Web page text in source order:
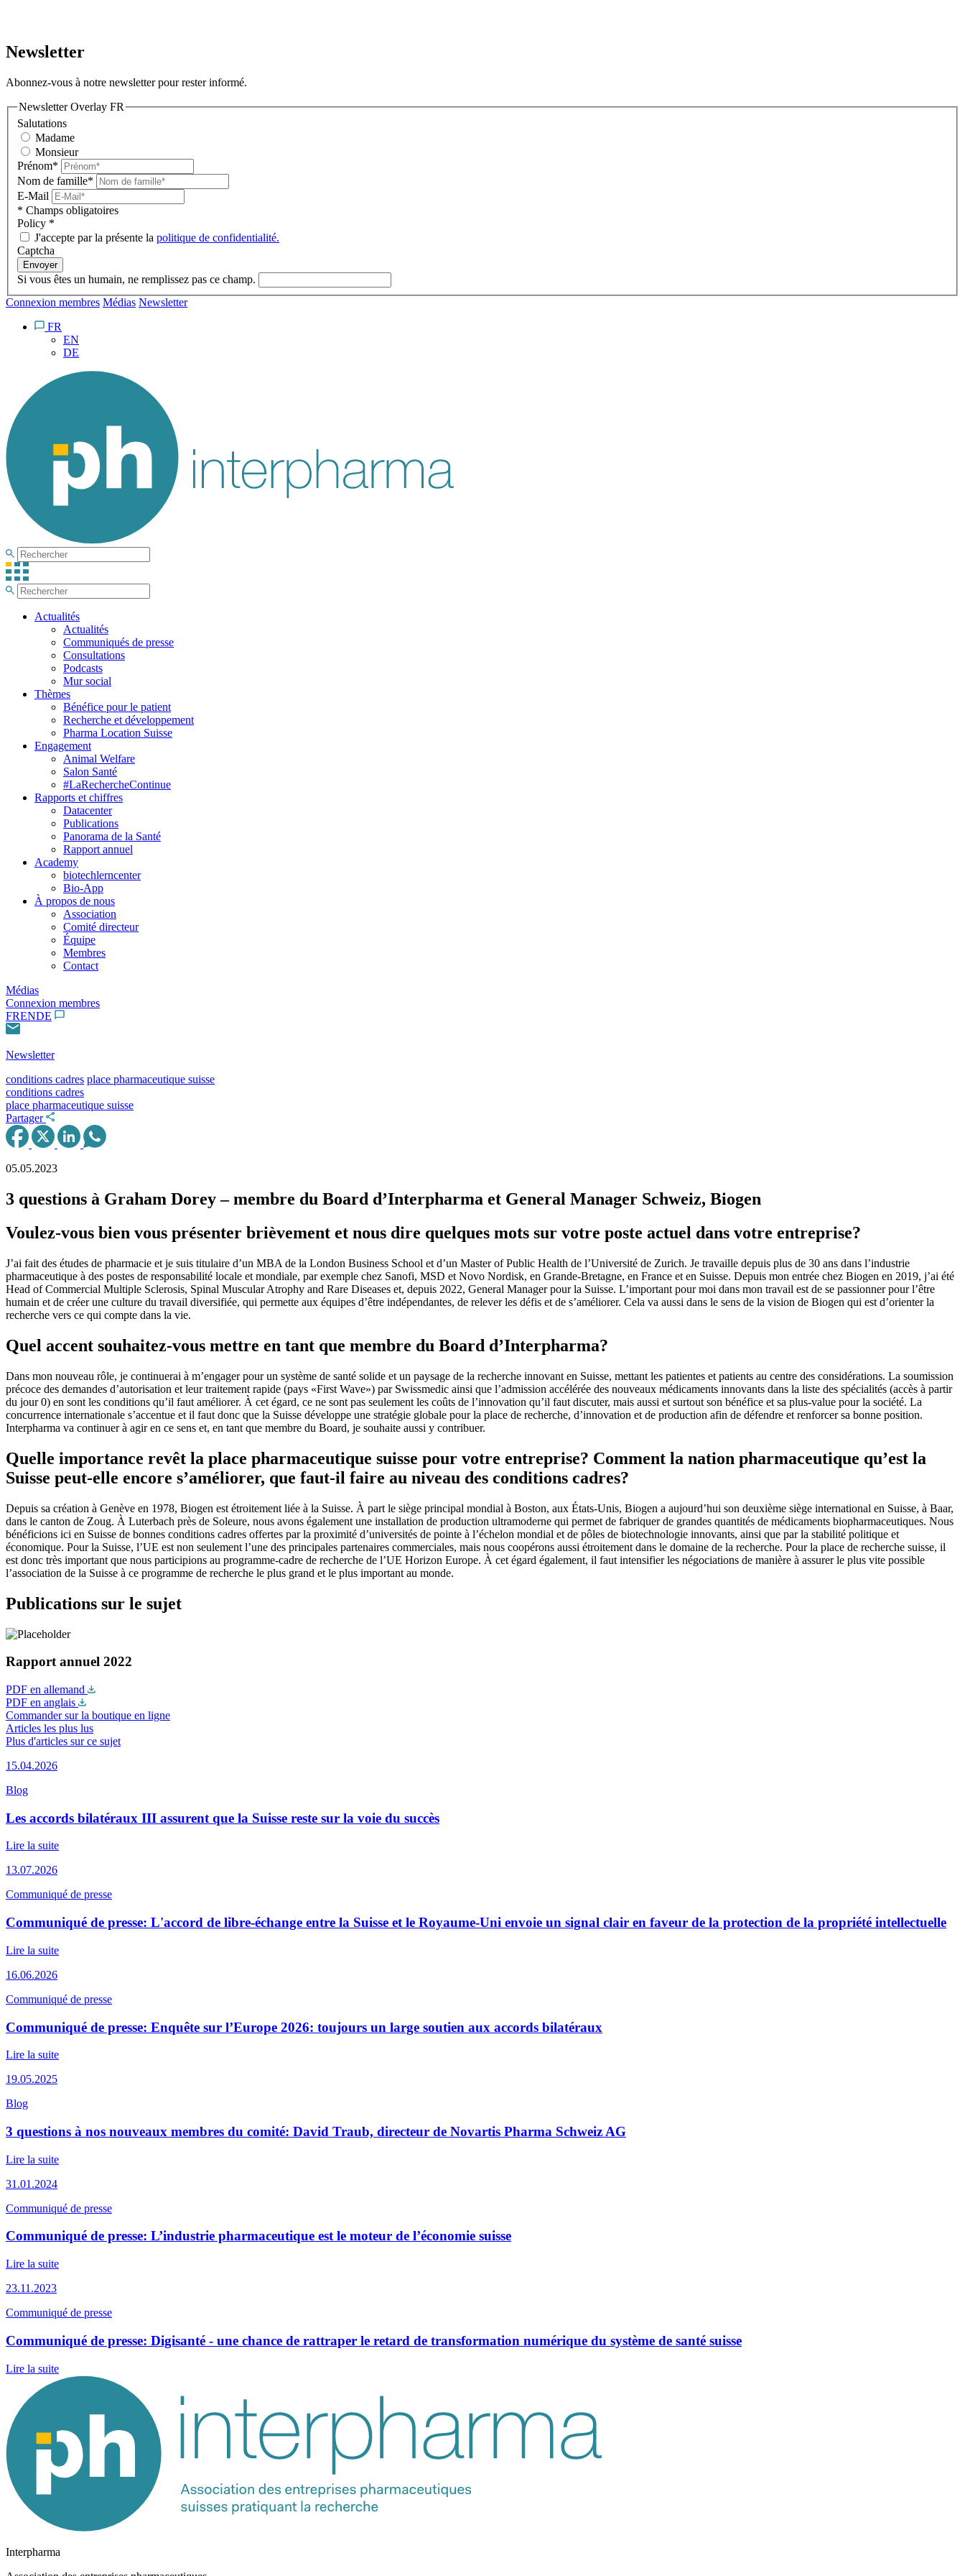
Newsletter
Abonnez-vous à notre newsletter pour rester informé.
Newsletter Overlay FR
Salutations
Madame
Monsieur
Prénom*
Nom de famille*
E-Mail
* Champs obligatoires
Policy *
J'accepte par la présente la politique de confidentialité.
Captcha
Envoyer
Si vous êtes un humain, ne remplissez pas ce champ.
Connexion membres Médias Newsletter
FR
EN
DE
Actualités
Actualités
Communiqués de presse
Consultations
Podcasts
Mur social
Thèmes
Bénéfice pour le patient
Recherche et développement
Pharma Location Suisse
Engagement
Animal Welfare
Salon Santé
#LaRechercheContinue
Rapports et chiffres
Datacenter
Publications
Panorama de la Santé
Rapport annuel
Academy
biotechlerncenter
Bio-App
À propos de nous
Association
Comité directeur
Équipe
Membres
Contact
Médias
Connexion membres
FRENDE
Newsletter
conditions cadres place pharmaceutique suisse
conditions cadres
place pharmaceutique suisse
Partager
05.05.2023
3 questions à Graham Dorey – membre du Board d’Interpharma et General Manager Schweiz, Biogen
Voulez-vous bien vous présenter brièvement et nous dire quelques mots sur votre poste actuel dans votre entreprise?
J’ai fait des études de pharmacie et je suis titulaire d’un MBA de la London Business School et d’un Master of Public Health de l’Université de Zurich. Je travaille depuis plus de 30 ans dans l’industrie
pharmaceutique à des postes de responsabilité locale et mondiale, par exemple chez Sanofi, MSD et Novo Nordisk, en Grande-Bretagne, en France et en Suisse. Depuis mon entrée chez Biogen en 2019, j’ai été
Head of Commercial Multiple Sclerosis, Spinal Muscular Atrophy and Rare Diseases et, depuis 2022, General Manager pour la Suisse. L’important pour moi dans mon travail est de se passionner pour l’être
humain et de créer une culture du travail diversifiée, qui permette aux équipes d’être indépendantes, de relever les défis et de s’améliorer. Cela va aussi dans le sens de la vision de Biogen qui est d’orienter la
recherche vers ce qui compte dans la vie.
Quel accent souhaitez-vous mettre en tant que membre du Board d’Interpharma?
Dans mon nouveau rôle, je continuerai à m’engager pour un système de santé solide et un paysage de la recherche innovant en Suisse, mettant les patientes et patients au centre des considérations. La soumission
précoce des demandes d’autorisation et leur traitement rapide (pays «First Wave») par Swissmedic ainsi que l’admission accélérée des nouveaux médicaments innovants dans la liste des spécialités (accès à partir
du jour 0) en sont les conditions qu’il faut améliorer. À cet égard, ce ne sont pas seulement les coûts de l’innovation qu’il faut discuter, mais aussi et surtout son bénéfice et sa plus-value pour la société. La
concurrence internationale s’accentue et il faut donc que la Suisse développe une stratégie globale pour la place de recherche, d’innovation et de production afin de défendre et renforcer sa bonne position.
Interpharma va continuer à agir en ce sens et, en tant que membre du Board, je souhaite aussi y contribuer.
Quelle importance revêt la place pharmaceutique suisse pour votre entreprise? Comment la nation pharmaceutique qu’est la
Suisse peut-elle encore s’améliorer, que faut-il faire au niveau des conditions cadres?
Depuis sa création à Genève en 1978, Biogen est étroitement liée à la Suisse. À part le siège principal mondial à Boston, aux États-Unis, Biogen a aujourd’hui son deuxième siège international en Suisse, à Baar,
dans le canton de Zoug. À Luterbach près de Soleure, nous avons également une installation de production ultramoderne qui permet de fabriquer de grandes quantités de médicaments biopharmaceutiques. Nous
bénéficions ici en Suisse de bonnes conditions cadres offertes par la proximité d’universités de pointe à l’échelon mondial et de pôles de biotechnologie innovants, ainsi que par la stabilité politique et
économique. Pour la Suisse, l’UE est non seulement l’une des principales partenaires commerciales, mais nous coopérons aussi étroitement dans le domaine de la recherche. Pour la place de recherche suisse, il
est donc très important que nous participions au programme-cadre de recherche de l’UE Horizon Europe. À cet égard également, il faut intensifier les négociations de manière à assurer le plus vite possible
l’association de la Suisse à ce programme de recherche le plus grand et le plus important au monde.
Publications sur le sujet
Rapport annuel 2022
PDF en allemand
PDF en anglais
Commander sur la boutique en ligne
Articles les plus lus
Plus d'articles sur ce sujet
15.04.2026
Blog
Les accords bilatéraux III assurent que la Suisse reste sur la voie du succès
Lire la suite
13.07.2026
Communiqué de presse
Communiqué de presse: L'accord de libre-échange entre la Suisse et le Royaume-Uni envoie un signal clair en faveur de la protection de la propriété intellectuelle
Lire la suite
16.06.2026
Communiqué de presse
Communiqué de presse: Enquête sur l’Europe 2026: toujours un large soutien aux accords bilatéraux
Lire la suite
19.05.2025
Blog
3 questions à nos nouveaux membres du comité: David Traub, directeur de Novartis Pharma Schweiz AG
Lire la suite
31.01.2024
Communiqué de presse
Communiqué de presse: L’industrie pharmaceutique est le moteur de l’économie suisse
Lire la suite
23.11.2023
Communiqué de presse
Communiqué de presse: Digisanté - une chance de rattraper le retard de transformation numérique du système de santé suisse
Lire la suite
Interpharma